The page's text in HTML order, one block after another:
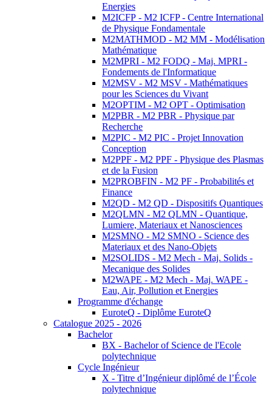
Energies
M2ICFP - M2 ICFP - Centre International
de Physique Fondamentale
M2MATHMOD - M2 MM - Modélisation
Mathématique
M2MPRI - M2 FODQ - Maj. MPRI -
Fondements de l'Informatique
M2MSV - M2 MSV - Mathématiques
pour les Sciences du Vivant
M2OPTIM - M2 OPT - Optimisation
M2PBR - M2 PBR - Physique par
Recherche
M2PIC - M2 PIC - Projet Innovation
Conception
M2PPF - M2 PPF - Physique des Plasmas
et de la Fusion
M2PROBFIN - M2 PF - Probabilités et
Finance
M2QD - M2 QD - Dispositifs Quantiques
M2QLMN - M2 QLMN - Quantique,
Lumiere, Materiaux et Nanosciences
M2SMNO - M2 SMNO - Science des
Materiaux et des Nano-Objets
M2SOLIDS - M2 Mech - Maj. Solids -
Mecanique des Solides
M2WAPE - M2 Mech - Maj. WAPE -
Eau, Air, Pollution et Energies
Programme d'échange
EuroteQ - Diplôme EuroteQ
Catalogue 2025 - 2026
Bachelor
BX - Bachelor of Science de l'Ecole
polytechnique
Cycle Ingénieur
X - Titre d’Ingénieur diplômé de l’École
polytechnique